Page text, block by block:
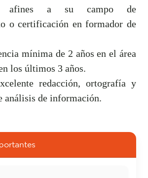
afines a su campo de
o certificación en formador de
mínima de 2 años en el área
los últimos 3 años.
redacción, ortografía y
análisis de información.